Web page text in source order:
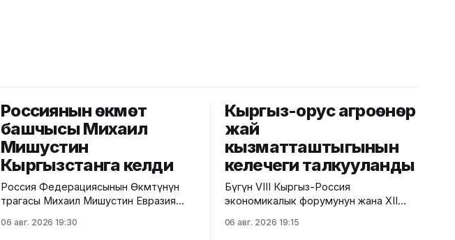
Россиянын өкмөт
башчысы Михаил
Мишустин
Кыргызстанга келди
Россия Федерациясынын Өкмөтүнүн
төрагасы Михаил Мишустин Евразия
жыйынына катышуу үчүн Кыргызстанга
06 авг. 2026 19:30
Кыргыз-орус агроөнөр
жай
кызматташтыгынын
келечеги талкууланды
Бүгүн VIII Кыргыз-Россия
экономикалык форумунун жана XII
конференциясынын алкагында "Айыл
06 авг. 2026 19:15